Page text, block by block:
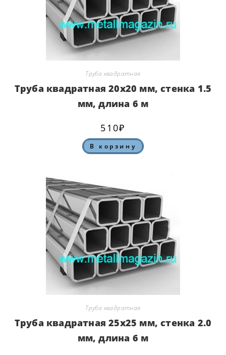
Труба квадратная
Труба квадратная 20х20 мм, стенка 1.5
мм, длина 6 м
510₽
В корзину
Труба квадратная
Труба квадратная 25х25 мм, стенка 2.0
мм, длина 6 м